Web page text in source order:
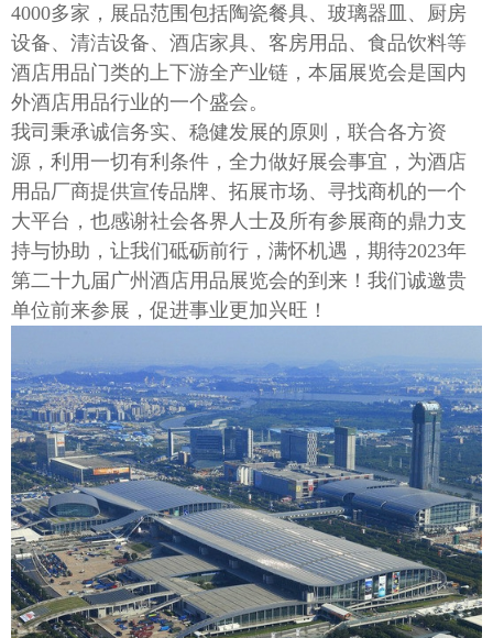
4000多家，展品范围包括陶瓷餐具、玻璃器皿、厨房
设备、清洁设备、 酒店家具、 客房用品、食品饮料等
酒店用品门类的上下游全产业链 ， 本届展览会是国内
外酒店用品行业的一个盛会。
我司秉承诚信务实、稳健发展的原则，联合各方资
源，利用一切有利条件，全力做好展会事宜，为酒店
用品厂商提供宣传品牌、拓展市场、寻找商机的一个
大平台，也感谢社会各界人士及所有参展商的鼎力支
持与协助，让我们砥砺前行，满怀机遇，期待2023年
第二十九届广州酒店用品展览会的到来！ 我们诚邀贵
单位前来参展，促进事业更加兴旺！